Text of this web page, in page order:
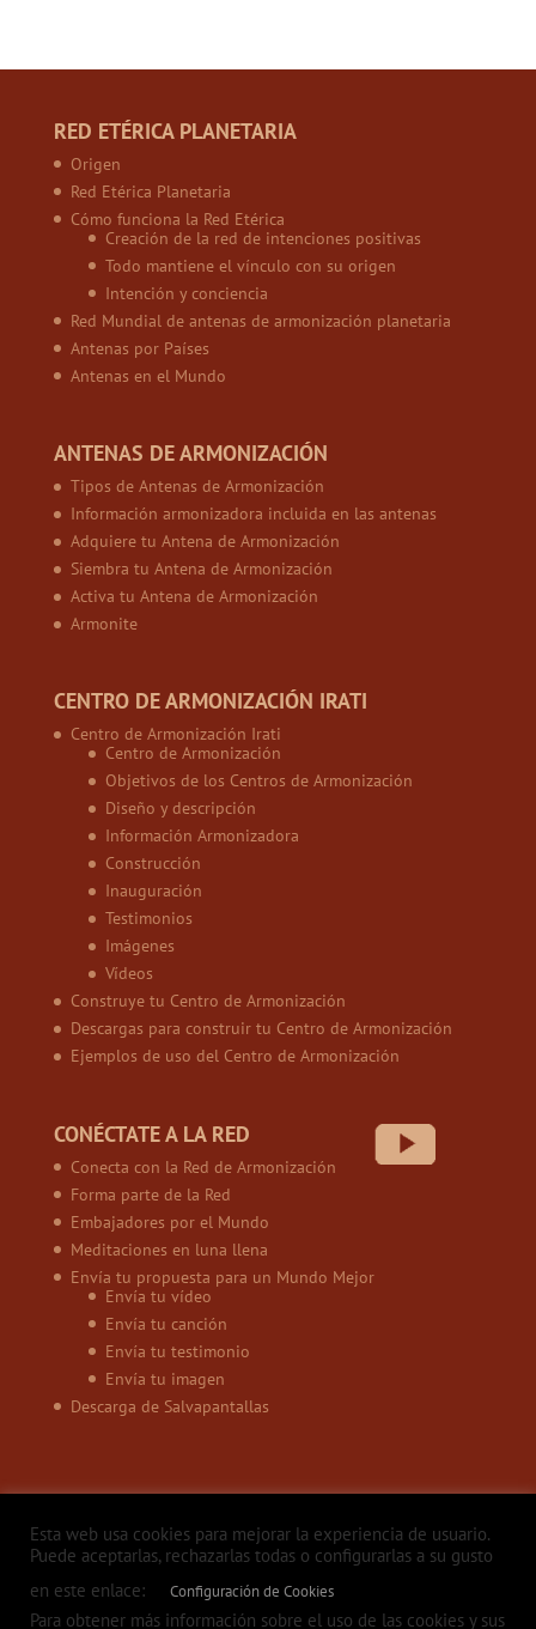
RED ETÉRICA PLANETARIA
Origen
Red Etérica Planetaria
Cómo funciona la Red Etérica
Creación de la red de intenciones positivas
Todo mantiene el vínculo con su origen
Intención y conciencia
Red Mundial de antenas de armonización planetaria
Antenas por Países
Antenas en el Mundo
ANTENAS DE ARMONIZACIÓN
Tipos de Antenas de Armonización
Información armonizadora incluida en las antenas
Adquiere tu Antena de Armonización
Siembra tu Antena de Armonización
Activa tu Antena de Armonización
Armonite
CENTRO DE ARMONIZACIÓN IRATI
Centro de Armonización Irati
Centro de Armonización
Objetivos de los Centros de Armonización
Diseño y descripción
Información Armonizadora
Construcción
Inauguración
Testimonios
Imágenes
Vídeos
Construye tu Centro de Armonización
Descargas para construir tu Centro de Armonización
Ejemplos de uso del Centro de Armonización
CONÉCTATE A LA RED
Conecta con la Red de Armonización
Forma parte de la Red
Embajadores por el Mundo
Meditaciones en luna llena
Envía tu propuesta para un Mundo Mejor
Envía tu vídeo
Envía tu canción
Envía tu testimonio
Envía tu imagen
Descarga de Salvapantallas
Política de privacidad
Aviso legal
Política de Cookies
Contacto
Esta web usa cookies para mejorar la experiencia de usuario.
Puede aceptarlas, rechazarlas todas o configurarlas a su gusto
en este enlace:
Configuración de Cookies
Para obtener más información sobre el uso de las cookies y sus